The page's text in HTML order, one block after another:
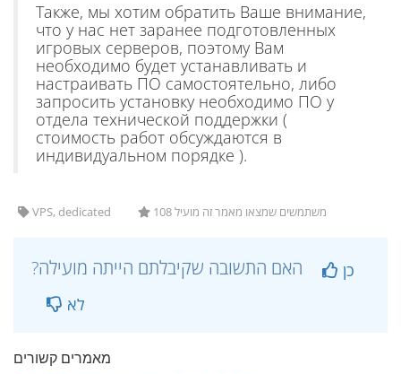
Также, мы хотим обратить Ваше внимание,
что у нас нет заранее подготовленных
игровых серверов, поэтому Вам
необходимо будет устанавливать и
настраивать ПО самостоятельно, либо
запросить установку необходимо ПО у
отдела технической поддержки (
стоимость работ обсуждаются в
индивидуальном порядке ).
VPS, dedicated 108 משתמשים שמצאו מאמר זה מועיל
כן
לא
מאמרים קשורים